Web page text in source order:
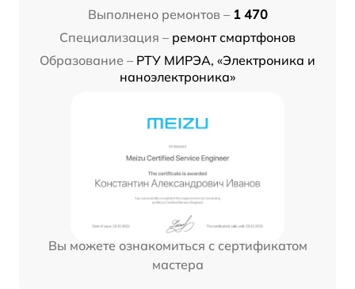
Выполнено ремонтов – 1 470
Специализация – ремонт смартфонов
Образование – РТУ МИРЭА, «Электроника и
наноэлектроника»
Вы можете ознакомиться с сертификатом
мастера